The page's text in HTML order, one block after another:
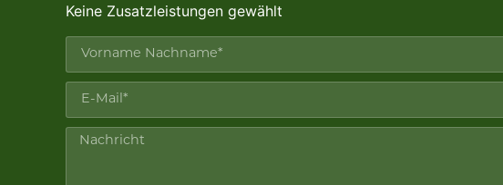
Keine Zusatzleistungen gewählt